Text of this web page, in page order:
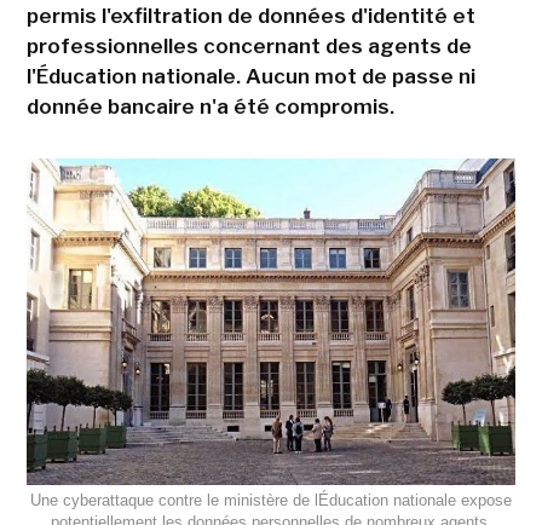
permis l'exfiltration de données d'identité et
professionnelles concernant des agents de
l'Éducation nationale. Aucun mot de passe ni
donnée bancaire n'a été compromis.
Une cyberattaque contre le ministère de lÉducation nationale expose